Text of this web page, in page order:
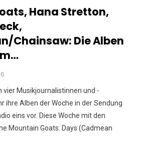
Hana Stretton,
Chainsaw: Die Alben
vier Musikjournalistinnen und -
ihre Alben der Woche in der Sendung
eins vor. Diese Woche mit den
Mountain Goats: Days (Cadmean